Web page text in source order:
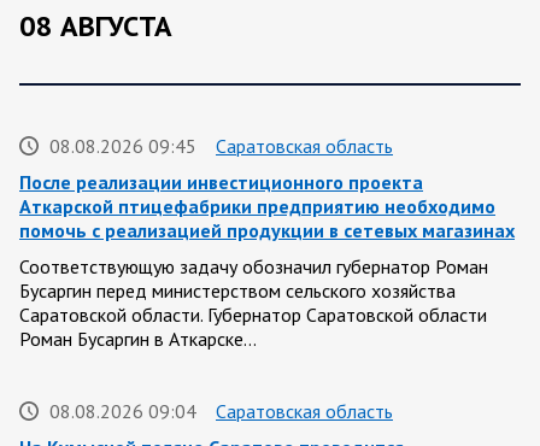
08 АВГУСТА
08.08.2026 09:45
Саратовская область
После реализации инвестиционного проекта
Аткарской птицефабрики предприятию необходимо
помочь с реализацией продукции в сетевых магазинах
Соответствующую задачу обозначил губернатор Роман
Бусаргин перед министерством сельского хозяйства
Саратовской области. Губернатор Саратовской области
Роман Бусаргин в Аткарске…
08.08.2026 09:04
Саратовская область